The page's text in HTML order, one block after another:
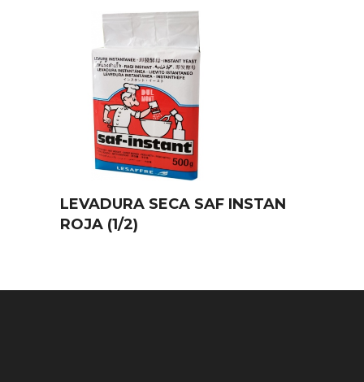
LEVADURA SECA SAF INSTAN
ROJA (1/2)